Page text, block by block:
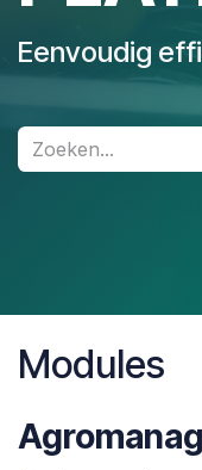
Eenvoudig
Modules